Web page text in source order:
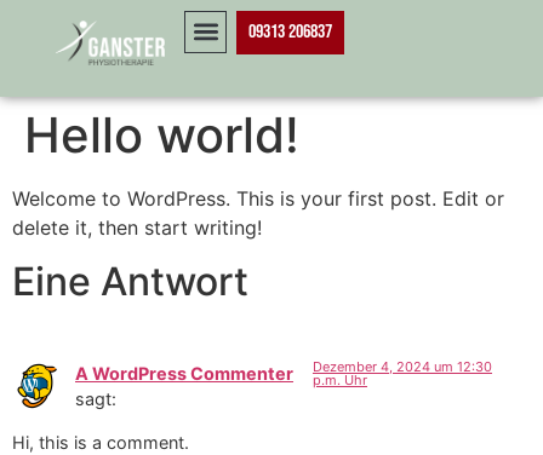
09313 206837
Hello world!
Welcome to WordPress. This is your first post. Edit or
delete it, then start writing!
Eine Antwort
A WordPress Commenter
sagt:
Dezember 4, 2024 um 12:30
p.m. Uhr
Hi, this is a comment.